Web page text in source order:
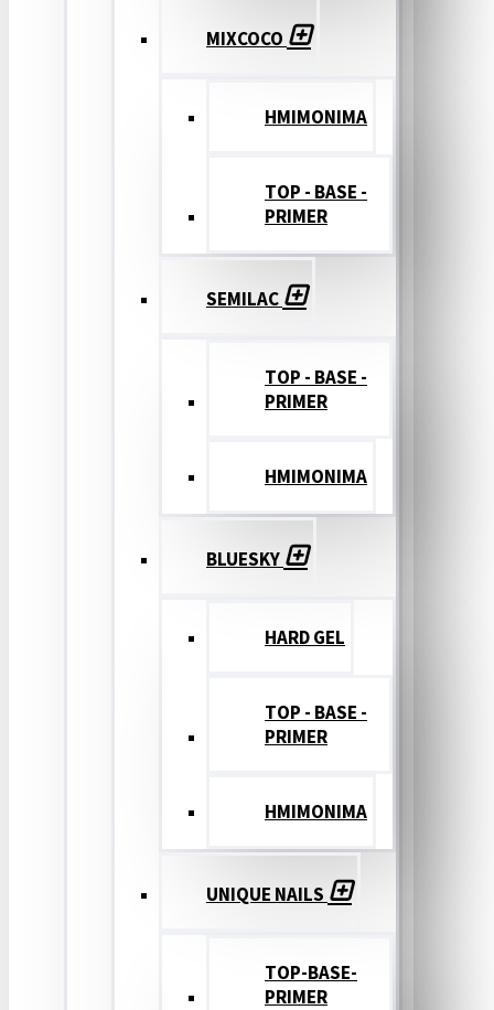
MIXCOCO
HMIMONIMA
TOP - BASE -
PRIMER
SEMILAC
TOP - BASE -
PRIMER
ΗΜΙΜΟΝΙΜΑ
BLUESKY
HARD GEL
TOP - BASE -
PRIMER
ΗΜΙΜΟΝΙΜΑ
UNIQUE NAILS
TOP-BASE-
PRIMER